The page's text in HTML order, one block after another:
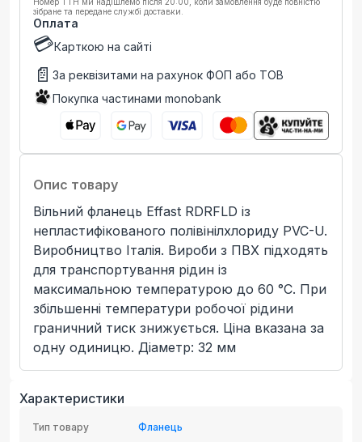
зібране та передане службі доставки.
Оплата
💳Карткою на сайті
📄 За реквізитами на рахунок ФОП або ТОВ
Покупка частинами monobank
Опис товару
Вільний фланець Effast RDRFLD із
непластифікованого полівінілхлориду PVC-U.
Виробництво Італія. Вироби з ПВХ підходять
для транспортування рідин із
максимальною температурою до 60 °C. При
збільшенні температури робочої рідини
граничний тиск знижується. Ціна вказана за
одну одиницю. Діаметр: 32 мм
Характеристики
Тип товару Фланець